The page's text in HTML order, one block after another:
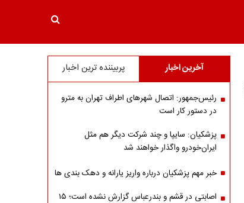
آخرین اخبار پربیننده ترین اخبار
رئیس‌جمهور: اتصال شهرهای اطراف تهران به مترو
در دستور کار است
پزشکیان: سایپا و چند شرکت دیگر هم مثل
ایران‌خودرو واگذار خواهند شد
خبر مهم پزشکیان درباره واریز یارانه و دهک بندی ها
اصابتی در قشم و بندرعباس گزارش نشده است؛ ۱۵